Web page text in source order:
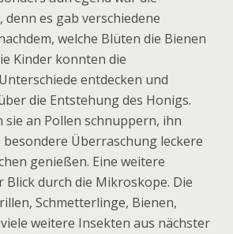
es gab verschiedene
welche Blüten die Bienen
Kinder konnten die
entdecken und
die Entstehung des Honigs.
an Pollen schnuppern, ihn
Überraschung leckere
genießen. Eine weitere
durch die Mikroskope. Die
Schmetterlinge, Bienen,
weitere Insekten aus nächster